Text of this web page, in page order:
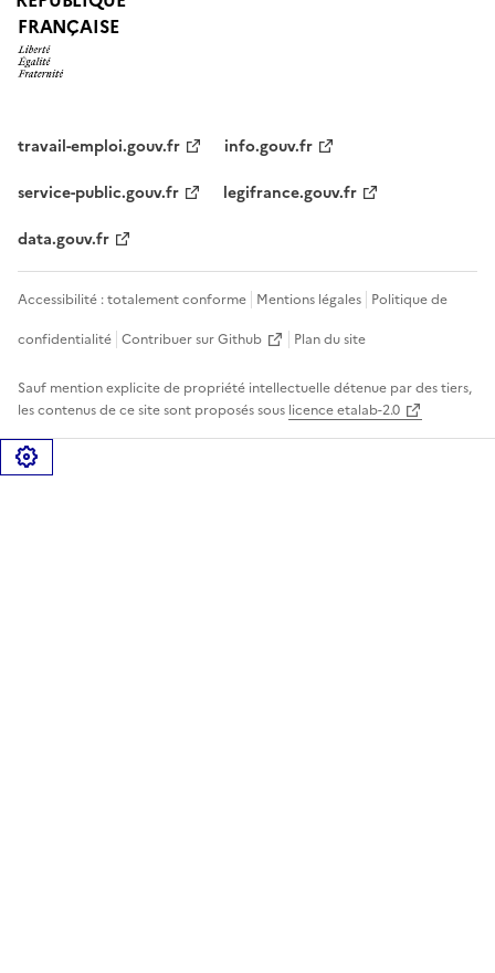
FRANÇAISE
travail-emploi.gouv.fr
info.gouv.fr
service-public.gouv.fr
legifrance.gouv.fr
data.gouv.fr
Accessibilité : totalement conforme Mentions légales Politique de
confidentialité Contribuer sur Github Plan du site
Sauf mention explicite de propriété intellectuelle détenue par des tiers,
les contenus de ce site sont proposés sous licence etalab-2.0
Gérer les cookies